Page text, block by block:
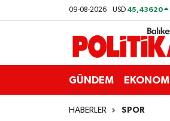
09-08-2026 USD 45,43620
GÜNDEM EKONOMİ
HABERLER SPOR
ASTROLOJİ
Balıkesir Nöbetçi Eczaneler
Balıkesir Hava Durumu
Balıkesir Namaz Vakitleri